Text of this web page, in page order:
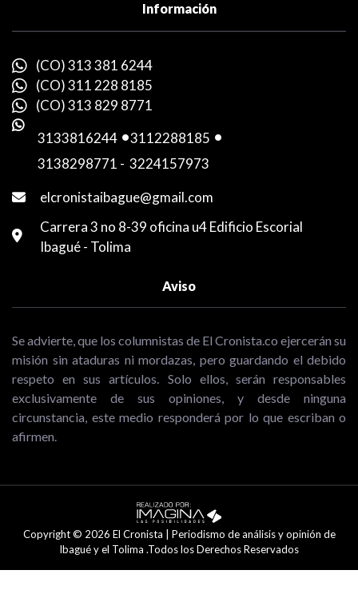
Información
(CO) 313 381 6244
(CO) 311 228 8185
(CO) 313 829 8771
3133816244 -3112288185 -
3138298771 - 3224157973
elcronistaibague@gmail.com
Carrera 3 no 8-39 oficina u4 Edificio Escorial
Ibagué - Tolima
Aviso
Se advierte, que los columnistas de El Cronista.co ejercerán su
misión sin ataduras ni mordazas, pero guardando el debido
respeto en sus artículos. Solo ellos, serán responsables
exclusivamente de sus opiniones, y desde ninguna
circunstancia, este medio responderá por lo que escriban o
afirmen.
Copyright © 2026 El Cronista | Periodismo de análisis y opinión de
Ibagué y el Tolima .Todos los Derechos Reservados